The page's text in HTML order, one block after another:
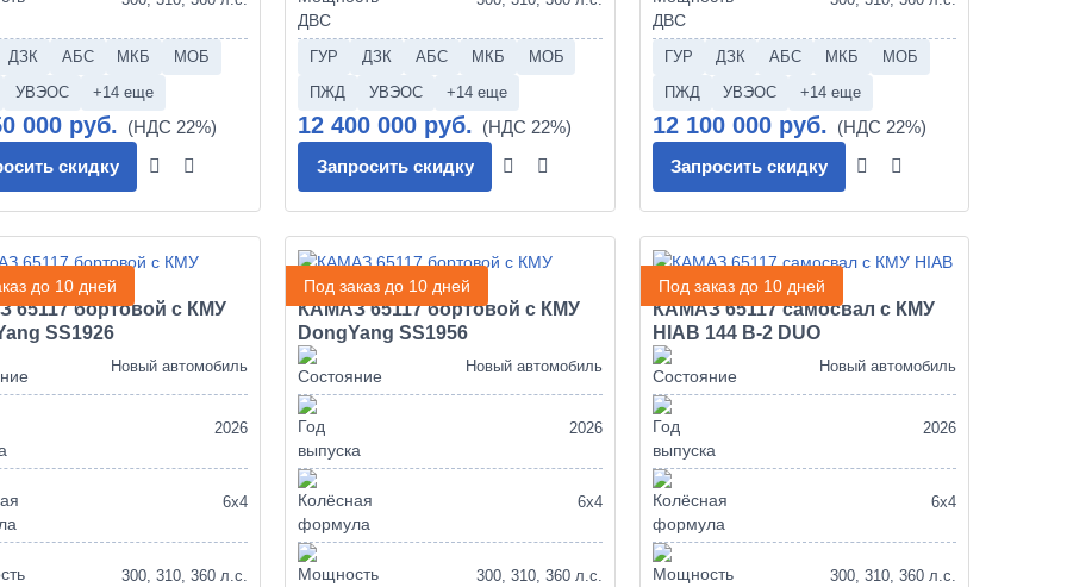
ДЗК АБС МКБ
МОБ
УВЭОС +14 еще
000 руб.
скидку
ГУР ДЗК АБС МКБ
МОБ
ПЖД
УВЭОС +14 еще
12 400 000 руб.
Запросить скидку
ГУР ДЗК АБС МКБ
МОБ
ПЖД
УВЭОС +14 еще
12 100 000 руб.
Запросить скидку
до 10 дней
65117 бортовой с КМУ
SS1926
Новый автомобиль
2026
6х4
300, 310, 360 л.с.
Под заказ до 10 дней
КАМАЗ 65117 бортовой с КМУ
DongYang SS1956
Новый автомобиль
2026
6х4
300, 310, 360 л.с.
Под заказ до 10 дней
КАМАЗ 65117 самосвал с КМУ
HIAB 144 B-2 DUO
Новый автомобиль
2026
6х4
300, 310, 360 л.с.